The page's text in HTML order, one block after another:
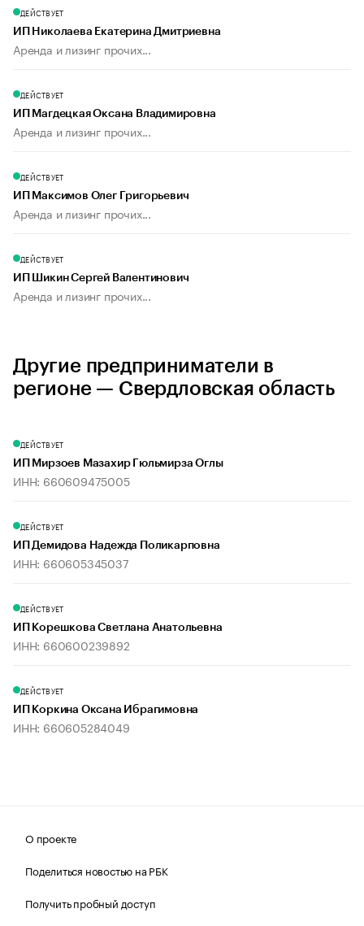
ДЕЙСТВУЕТ
ИП Николаева Екатерина Дмитриевна
Аренда и лизинг прочих...
ДЕЙСТВУЕТ
ИП Магдецкая Оксана Владимировна
Аренда и лизинг прочих...
ДЕЙСТВУЕТ
ИП Максимов Олег Григорьевич
Аренда и лизинг прочих...
ДЕЙСТВУЕТ
ИП Шикин Сергей Валентинович
Аренда и лизинг прочих...
Другие предприниматели в
регионе — Свердловская область
ДЕЙСТВУЕТ
ИП Мирзоев Мазахир Гюльмирза Оглы
ИНН: 660609475005
ДЕЙСТВУЕТ
ИП Демидова Надежда Поликарповна
ИНН: 660605345037
ДЕЙСТВУЕТ
ИП Корешкова Светлана Анатольевна
ИНН: 660600239892
ДЕЙСТВУЕТ
ИП Коркина Оксана Ибрагимовна
ИНН: 660605284049
О проекте
Поделиться новостью на РБК
Получить пробный доступ